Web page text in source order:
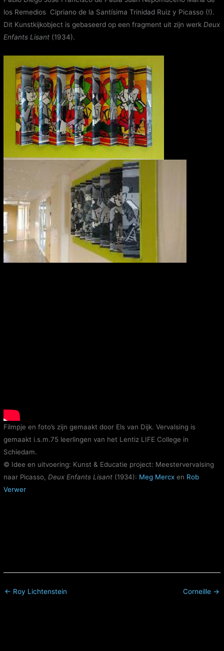
los Remedios Cipriano de la Santísima Trinidad Ruiz y Picasso (!).
Dit Kunstkijkobject is gebaseerd op een fragment uit zijn werk Deux
Enfants Lisant (1934).
Filmpje en foto’s zijn gemaakt door Els van Dijk. Vervalsing is
gemaakt i.s.m.75 leerlingen van het Lentiz LIFE College in
Schiedam.
© Idee en uitvoering: Kunst & Educatie project: Meestervervalsing
naar Picasso,Deux Enfants Lisant (1934): Meg Mercxen Rob
Verwer
← Roy Lichtenstein Corneille →